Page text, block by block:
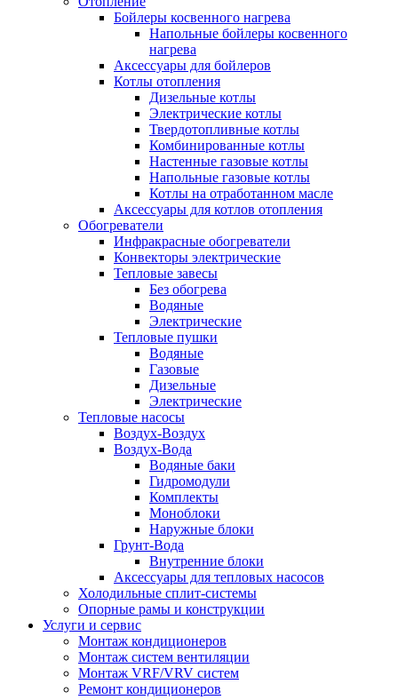
Бойлеры косвенного нагрева
Напольные бойлеры косвенного
нагрева
Аксессуары для бойлеров
Котлы отопления
Дизельные котлы
Электрические котлы
Твердотопливные котлы
Комбинированные котлы
Настенные газовые котлы
Напольные газовые котлы
Котлы на отработанном масле
Аксессуары для котлов отопления
Обогреватели
Инфракрасные обогреватели
Конвекторы электрические
Тепловые завесы
Без обогрева
Водяные
Электрические
Тепловые пушки
Водяные
Газовые
Дизельные
Электрические
Тепловые насосы
Воздух-Воздух
Воздух-Вода
Водяные баки
Гидромодули
Комплекты
Моноблоки
Наружные блоки
Грунт-Вода
Внутренние блоки
Аксессуары для тепловых насосов
Холодильные сплит-системы
Опорные рамы и конструкции
Услуги и сервис
Монтаж кондиционеров
Монтаж систем вентиляции
Монтаж VRF/VRV систем
Ремонт кондиционеров